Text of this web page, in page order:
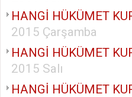
HANGİ HÜKÜMET
2015 Çarşamba
HANGİ HÜKÜMET
2015 Salı
HANGİ HÜKÜMET